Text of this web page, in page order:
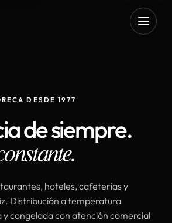
DESDE 1977
de siempre.
hoteles, cafeterías y
Distribución a temperatura
congelada con atención comercial